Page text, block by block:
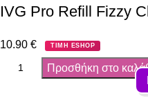
IVG Pro Refill Fizzy
10.90 € ΤΙΜΗ ESHOP
Προσθήκη στο